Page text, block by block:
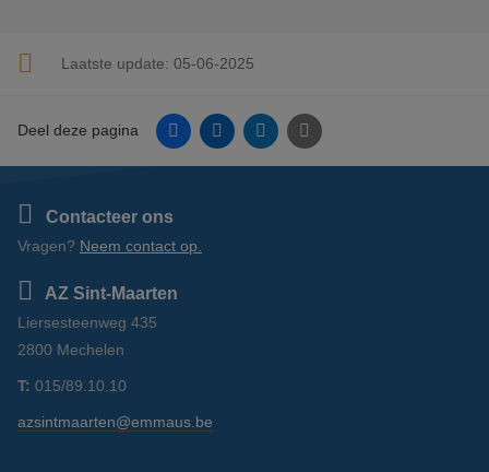
Laatste update: 05-06-2025
Deel deze pagina FacebookLinkedinTwitter E-mail
Contacteer ons
Vragen? Neem contact op.
AZ Sint-Maarten
Liersesteenweg 435
2800 Mechelen
T: 015/89.10.10
azsintmaarten@emmaus.be